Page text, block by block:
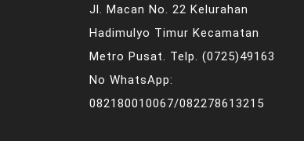
Jl. Macan No. 22 Kelurahan
Hadimulyo Timur Kecamatan
Metro Pusat. Telp. (0725)49163
No WhatsApp:
082180010067/082278613215